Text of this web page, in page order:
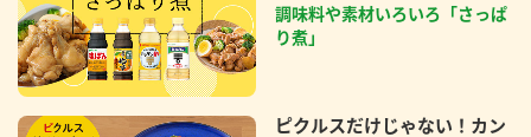
調味料や素材いろいろ「さっぱ
り煮」
ピクルスだけじゃない！カン